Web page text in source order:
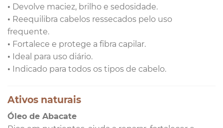
• Devolve maciez, brilho e sedosidade.
• Reequilibra cabelos ressecados pelo uso
frequente.
• Fortalece e protege a fibra capilar.
• Ideal para uso diário.
• Indicado para todos os tipos de cabelo.
Ativos naturais
Óleo de Abacate